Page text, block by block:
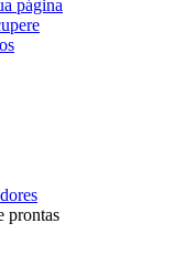
página
prontas